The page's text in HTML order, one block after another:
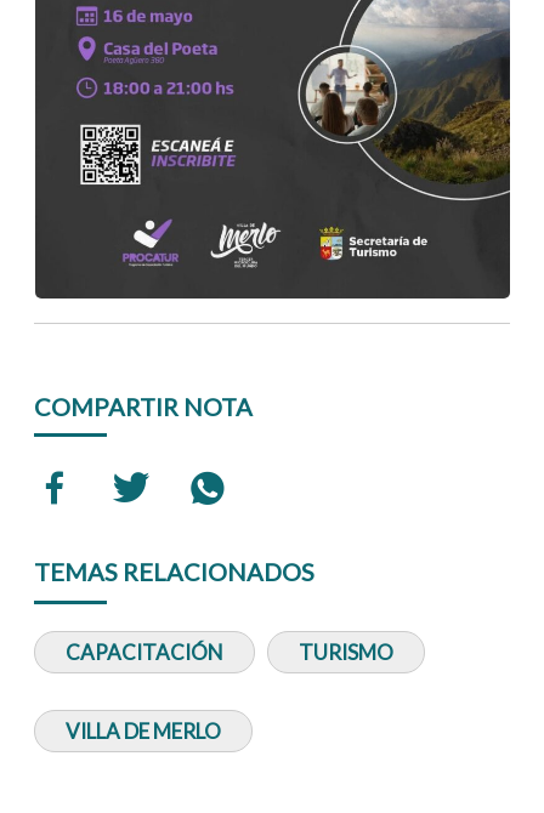
COMPARTIR NOTA
TEMAS RELACIONADOS
CAPACITACIÓN TURISMO
VILLA DE MERLO